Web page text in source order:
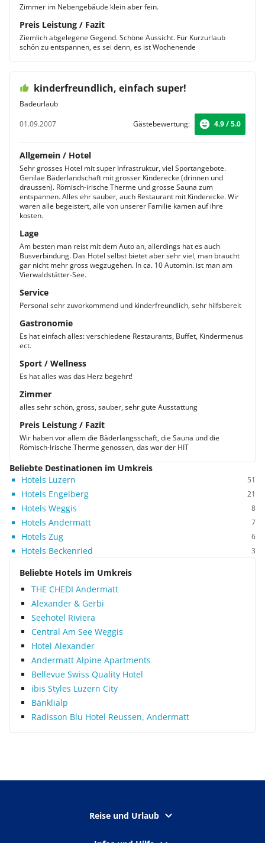
Zimmer im Nebengebäude klein aber fein.
Preis Leistung / Fazit
Ziemlich abgelegene Gegend. Schöne Aussicht. Für Kurzurlaub
schön zu entspannen, es sei denn, es ist Wochenende
kinderfreundlich, einfach super!
Badeurlaub
01.09.2007
Gästebewertung: 4.9 / 5.0
Allgemein / Hotel
Sehr grosses Hotel mit super Infrastruktur, viel Sportangebote.
Genilae Bäderlandschaft mit grosser Kinderecke (drinnen und
draussen). Römisch-irische Therme und grosse Sauna zum
entspannen. Alles ehr sauber, auch Restaurant mit Kinderecke. Wir
waren alle begeistert, alle von unserer Familie kamen auf ihre
kosten.
Lage
Am besten man reist mit dem Auto an, allerdings hat es auch
Busverbindung. Das Hotel selbst bietet aber sehr viel, man braucht
gar nicht mehr gross wegzugehen. In ca. 10 Automin. ist man am
Vierwaldstätter-See.
Service
Personal sehr zuvorkommend und kinderfreundlich, sehr hilfsbereit
Gastronomie
Es hat einfach alles: verschiedene Restaurants, Buffet, Kindermenus
ect.
Sport / Wellness
Es hat alles was das Herz begehrt!
Zimmer
alles sehr schön, gross, sauber, sehr gute Ausstattung
Preis Leistung / Fazit
Wir haben vor allem die Bäderlangsschaft, die Sauna und die
Römisch-Irische Therme genossen, das war der HIT
Beliebte Destinationen im Umkreis
Hotels Luzern
51
Hotels Engelberg 21
Hotels Weggis 8
Hotels Andermatt 7
Hotels Zug 6
Hotels Beckenried 3
Beliebte Hotels im Umkreis
THE CHEDI Andermatt
Alexander & Gerbi
Seehotel Riviera
Central Am See Weggis
Hotel Alexander
Andermatt Alpine Apartments
Bellevue Swiss Quality Hotel
ibis Styles Luzern City
Bänklialp
Radisson Blu Hotel Reussen, Andermatt
Reise und Urlaub